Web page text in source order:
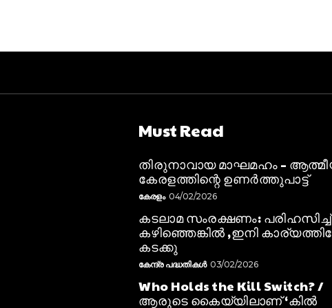
Must Read
തിരുനാവായ മാഘമഹം –
കേരളത്തിന്റെ ഉണർത്തുപാട്ട്
കേരളം 04/02/2026
കടലാമ സംരക്ഷണം: പരിഹസിച്ച്
കഴിഞ്ഞെങ്കിൽ ,ഇനി
കടക്കു
കേന്ദ്ര പദ്ധതികൾ 03/02/2026
Who Holds the Kill Switch? /
ആരുടെ കൈയ്യിലാണ് ‘കിൽ